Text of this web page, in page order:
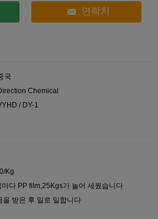
연락처
국
Chemical
/ DY-1
Kg
마다 PP film,25Kgs가 늘어 세웠습니다
을 받은 후 일로 일합니다